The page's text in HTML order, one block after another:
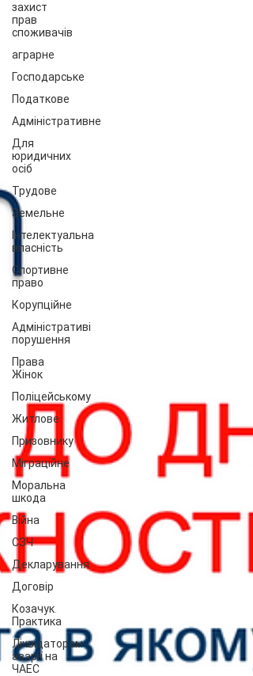
захист
прав
споживачів
аграрне
Господарське
Податкове
Адміністративне
Для
юридичних
осіб
Трудове
Земельне
Інтелектуальна
власність
Спортивне
право
Корупційне
Адміністративі
порушення
Права
Жінок
Поліцейському
Житлове
Призовнику
Міграційне
Моральна
шкода
Війна
СЗЧ
Декларування
Договір
Козачук.
Практика
Ліквідаторам
аварії на
ЧАЕС